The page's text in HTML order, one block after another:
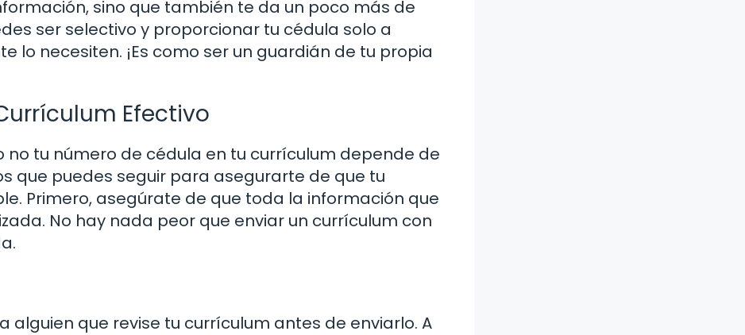
sino que también te da un poco más de
ser selectivo y proporcionar tu cédula solo a
lo necesiten. ¡Es como ser un guardián de tu propia
Efectivo
no tu número de cédula en tu currículum depende de
que puedes seguir para asegurarte de que tu
Primero, asegúrate de que toda la información que
No hay nada peor que enviar un currículum con
alguien que revise tu currículum antes de enviarlo. A